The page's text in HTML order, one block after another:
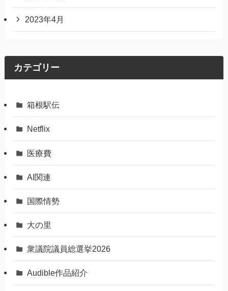
2023年4月
カテゴリー
箱根駅伝
Netflix
医療費
AI関連
国際情勢
大の里
衆議院議員総選挙2026
Audible作品紹介